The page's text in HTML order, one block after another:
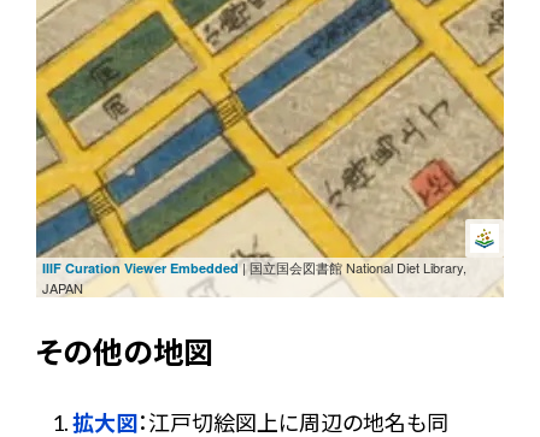
IIIF Curation Viewer Embedded| 国立国会図書館 National Diet Library,
JAPAN
その他の地図
拡大図：江戸切絵図上に周辺の地名も同